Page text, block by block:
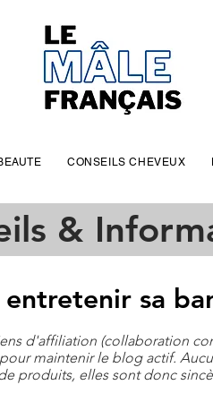
&
sa
d'affiliation (collaboration
maintenir le blog actif.
produits, elles sont donc
CONSEILS CHEVEUX